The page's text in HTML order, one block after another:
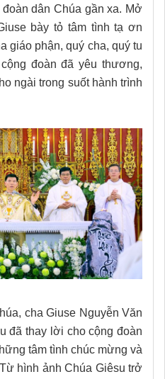
dân Chúa gần xa. Mở
bày tỏ tâm tình tạ ơn
giáo phận, quý cha, quý tu
đoàn đã yêu thương,
ngài trong suốt hành trình
cha Giuse Nguyễn Văn
đã thay lời cho cộng đoàn
tâm tình chúc mừng và
hình ảnh Chúa Giêsu trở